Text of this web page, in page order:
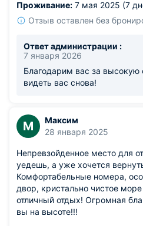
отдыха.
Из недостатков: вай-фай в
Проживание: 7 мая 2025 (7
Отзыв оставлен без
Ответ администрации :
7 января 2026
Благодарим вас за
видеть вас снова!
М
Максим
28 января 2025
Непревзойденное место для
уедешь, а уже хочется
Комфортабельные номера,
двор, кристально чистое море
отличный отдых! Огромная
вы на высоте!!!